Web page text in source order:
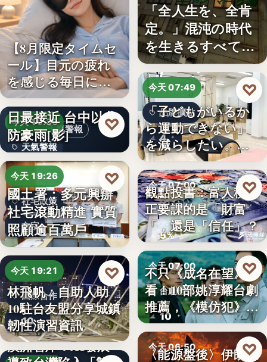
【8月限定タイムセ
ール】目元の疲れ
を感じる毎日に。3
段階…
天氣警報
今天 19:36
天氣警報
文字
颱風白海豚8日及9
日最接近 台中以北
防豪雨[影]
♡
今天 19:26
社宅政策
文字
國土署：多元興辦
社宅滾動精進 實質
照顧逾百萬戶
♡
今天 19:21
國際合作
10
林飛帆：自助人助
10駐台友盟分享城鎮
韌性演習資訊
♡
澳洲智庫：AI發展
「全人生を、全肯
定。」混沌の時代
を生きるすべての
人へ贈る…
今天 07:49
品牌擴點
4
「子どもがいるか
ら運動できない」
を減らしたい。埼
玉県戸田…
♡
今天 07:00
財經評論
5%
觀點投書：富人稅真
正要課的是「財富
「，還是「信任」？
♡
今天 07:00
台劇推薦
10
不只《成名在望》好
看！10部姚淳耀台劇
推薦，《模仿犯》
變…
♡
今天 06:50
〈能源盤後〉伊朗擬
♡